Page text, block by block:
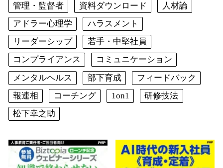
管理・監督者
資料ダウンロード
人材論
アドラー心理学
ハラスメント
リーダーシップ
若手・中堅社員
コンプライアンス
コミュニケーション
メンタルヘルス
部下育成
フィードバック
報連相
コーチング 1on1
研修技法
松下幸之助